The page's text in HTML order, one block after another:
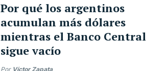
Por qué los argentinos
acumulan más dólares
mientras el Banco Central
sigue vacío
Por Víctor Zapata